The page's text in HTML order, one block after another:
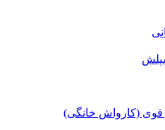
قوی (کارواش خانگی)